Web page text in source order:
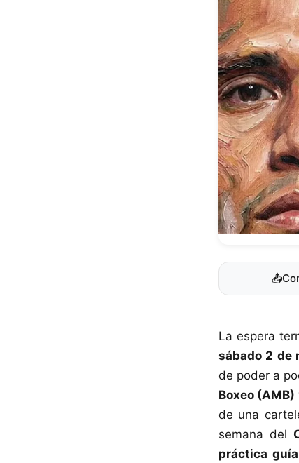
📤
La espera
sábado 2 de
de poder a
Boxeo (AMB)
de una
semana del
práctica